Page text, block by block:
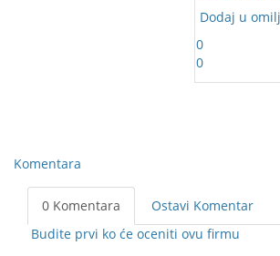
Dodaj u
0
0
Komentara
0 Komentara
Ostavi Komentar
Budite prvi ko će oceniti ovu firmu